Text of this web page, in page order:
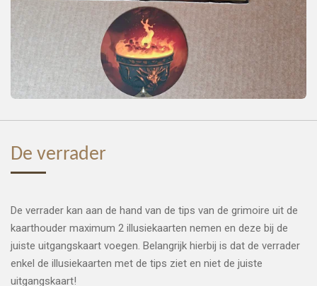
De verrader
De verrader kan aan de hand van de tips van de grimoire uit de
kaarthouder maximum 2 illusiekaarten nemen en deze bij de
juiste uitgangskaart voegen. Belangrijk hierbij is dat de verrader
enkel de illusiekaarten met de tips ziet en niet de juiste
uitgangskaart!